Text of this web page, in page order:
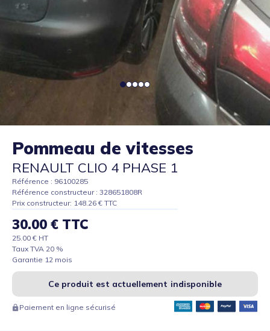
Pommeau de vitesses
RENAULT CLIO 4 PHASE 1
Référence : 96100285
Référence constructeur : 328651808R
Prix constructeur: 148.26 € TTC
30.00 € TTC
25.00 € HT
Taux TVA 20 %
Garantie 12 mois
Ce produit est actuellement indisponible
Paiement en ligne sécurisé